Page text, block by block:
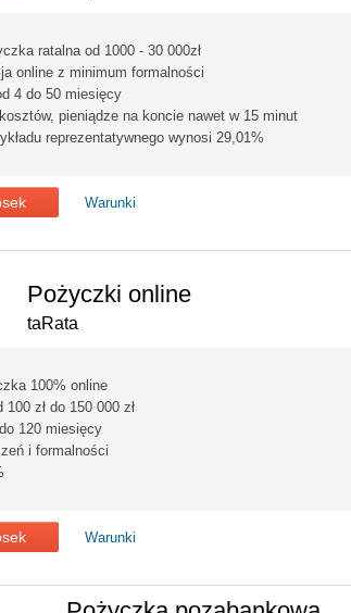
ratalna od 1000 - 30 000zł
online z minimum formalności
4 do 50 miesięcy
pieniądze na koncie nawet w 15 minut
reprezentatywnego wynosi 29,01%
Warunki
Pożyczki online
taRata
100% online
zł do 150 000 zł
120 miesięcy
i formalności
Warunki